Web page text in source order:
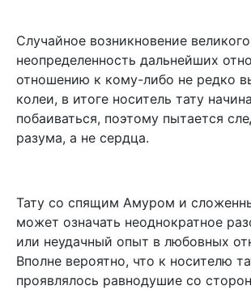
Случайное возникновение
неопределенность дальнейших
отношению к кому-либо не редко
колеи, в итоге носитель тату
побаиваться, поэтому пытается
разума, а не сердца.
Тату со спящим Амуром и
может означать неоднократное
или неудачный опыт в любовных
Вполне вероятно, что к носителю
проявлялось равнодушие со